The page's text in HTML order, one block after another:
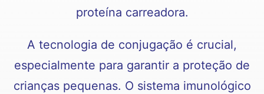
proteína carreadora.
A tecnologia de conjugação é crucial,
especialmente para garantir a proteção de
crianças pequenas. O sistema imunológico